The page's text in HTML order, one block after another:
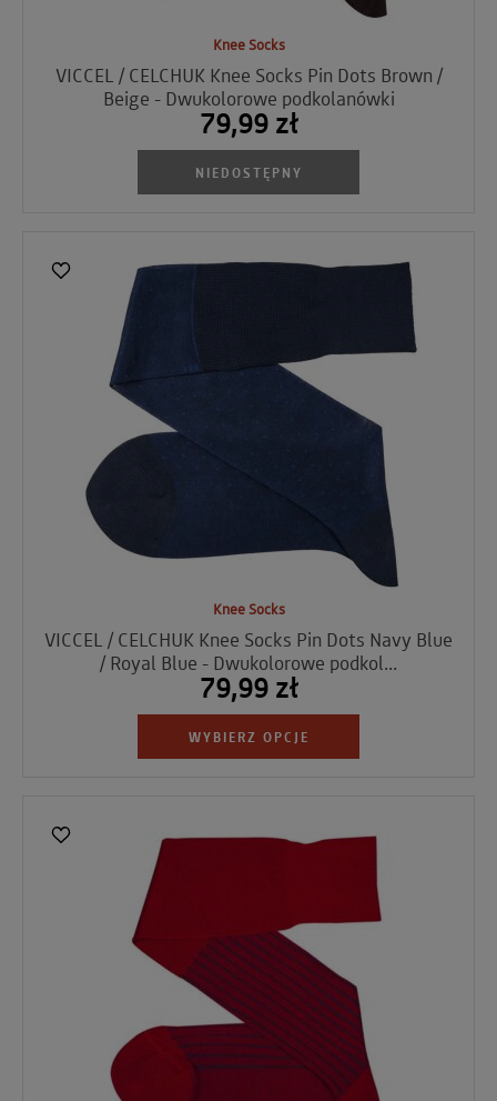
Knee Socks
VICCEL / CELCHUK Knee Socks Pin Dots Brown /
Beige - Dwukolorowe podkolanówki
79,99 zł
NIEDOSTĘPNY
Knee Socks
VICCEL / CELCHUK Knee Socks Pin Dots Navy Blue
/ Royal Blue - Dwukolorowe podkol...
79,99 zł
WYBIERZ OPCJE